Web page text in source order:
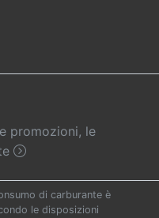
promozioni, le
di carburante è
le disposizioni